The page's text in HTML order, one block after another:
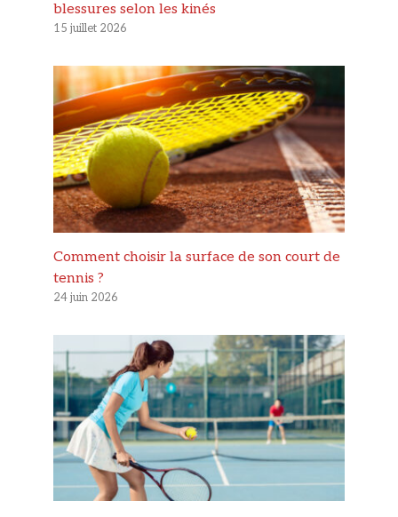
blessures selon les kinés
15 juillet 2026
Comment choisir la surface de son court de
tennis ?
24 juin 2026